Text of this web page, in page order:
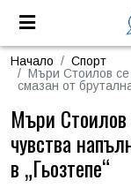
Начало
Спорт
Мъри Стоилов се
смазан от
Мъри Стоилов
чувства
в „Гьозтепе“